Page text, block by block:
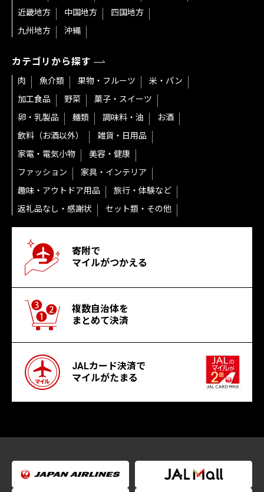
近畿地方
中国地方
四国地方
九州地方
沖縄
カテゴリから探す
肉 魚介類 果物・フルーツ
米・パン
加工食品
野菜
菓子・スイーツ
卵・乳製品
麺類 調味料・油
お酒
飲料（お酒以外）
雑貨・日用品
家電・電気小物
美容・健康
ファッション
家具・インテリア
趣味・アウトドア用品
旅行・体験など
返礼品なし・感謝状
セット類・その他
寄附で
マイルがつかえる
複数自治体を
まとめて決済
JALカード決済で
マイルがたまる